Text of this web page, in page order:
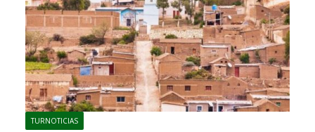
TURNOTICIAS